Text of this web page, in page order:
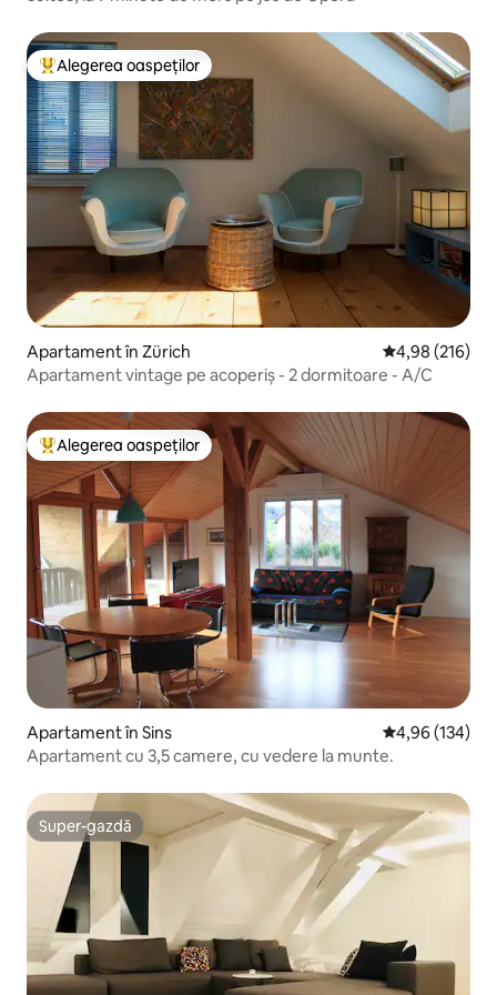
Locuință din topul categoriei Alegerea oaspeților
Alegerea oaspeților
Apartament în Zürich Scor mediu de
4,98 (216)
Apartament vintage pe acoperiș - 2 dormitoare - A/C
Locuință din topul categoriei Alegerea oaspeților
Alegerea oaspeților
Apartament în Sins Scor mediu de
4,96 (134)
Apartament cu 3,5 camere, cu vedere la munte.
Super-gazdă
Super-gazdă